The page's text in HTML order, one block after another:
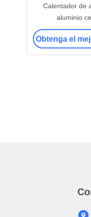
Calentador de
aluminio
Obtenga el